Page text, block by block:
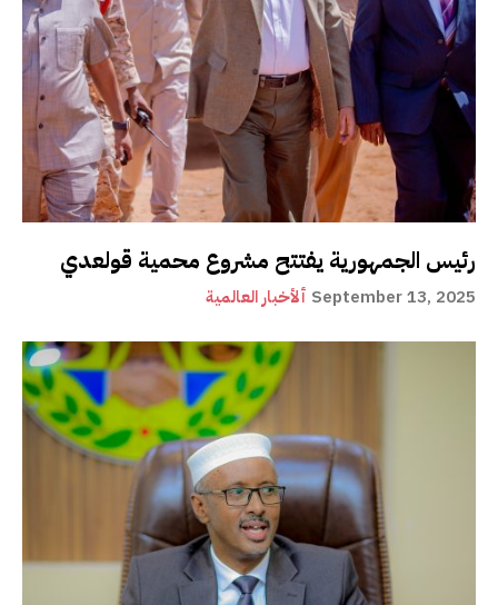
رئيس الجمهورية يفتتح مشروع محمية قولعدي
ألأخبار العالمية September 13, 2025